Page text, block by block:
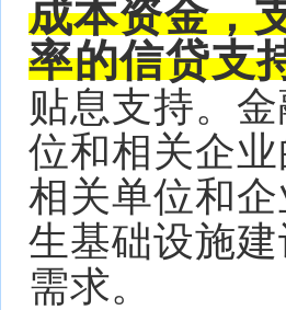
成本资金，
率的信贷支
贴息支持。
位和相关企
相关单位和
生基础设施
需求。